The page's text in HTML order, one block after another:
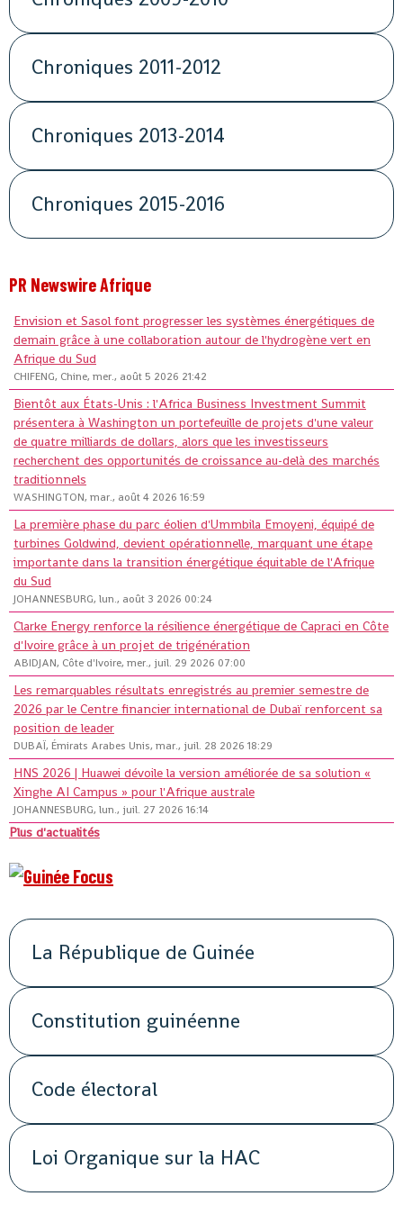
Chroniques 2011-2012
Chroniques 2013-2014
Chroniques 2015-2016
PR Newswire Afrique
Envision et Sasol font progresser les systèmes énergétiques de
demain grâce à une collaboration autour de l'hydrogène vert en
Afrique du Sud
CHIFENG, Chine, mer., août 5 2026 21:42
Bientôt aux États-Unis : l'Africa Business Investment Summit
présentera à Washington un portefeuille de projets d'une valeur
de quatre milliards de dollars, alors que les investisseurs
recherchent des opportunités de croissance au-delà des marchés
traditionnels
WASHINGTON, mar., août 4 2026 16:59
La première phase du parc éolien d'Ummbila Emoyeni, équipé de
turbines Goldwind, devient opérationnelle, marquant une étape
importante dans la transition énergétique équitable de l'Afrique
du Sud
JOHANNESBURG, lun., août 3 2026 00:24
Clarke Energy renforce la résilience énergétique de Capraci en Côte
d'Ivoire grâce à un projet de trigénération
ABIDJAN, Côte d'Ivoire, mer., juil. 29 2026 07:00
Les remarquables résultats enregistrés au premier semestre de
2026 par le Centre financier international de Dubaï renforcent sa
position de leader
DUBAÏ, Émirats Arabes Unis, mar., juil. 28 2026 18:29
HNS 2026 | Huawei dévoile la version améliorée de sa solution «
Xinghe AI Campus » pour l'Afrique australe
JOHANNESBURG, lun., juil. 27 2026 16:14
Plus d'actualités
La République de Guinée
Constitution guinéenne
Code électoral
Loi Organique sur la HAC